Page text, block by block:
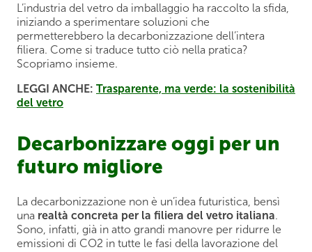
L’industria del vetro da imballaggio ha raccolto la sfida,
iniziando a sperimentare soluzioni che
permetterebbero la decarbonizzazione dell’intera
filiera. Come si traduce tutto ciò nella pratica?
Scopriamo insieme.
LEGGI ANCHE: Trasparente, ma verde: la sostenibilità
del vetro
Decarbonizzare oggi per un
futuro migliore
La decarbonizzazione non è un’idea futuristica, bensì
una realtà concreta per la filiera del vetro italiana.
Sono, infatti, già in atto grandi manovre per ridurre le
emissioni di CO2 in tutte le fasi della lavorazione del